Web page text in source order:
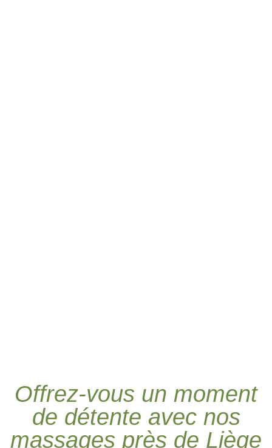
Offrez-vous un moment
de détente avec nos
massages près de Liège